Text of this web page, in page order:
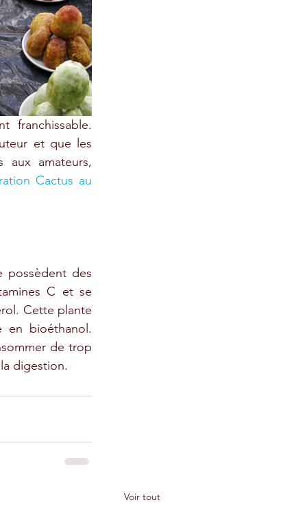
franchissable.
et que les
aux amateurs,
Cactus au
possèdent des
C et se
Cette plante
en bioéthanol.
de trop
digestion.
Voir tout